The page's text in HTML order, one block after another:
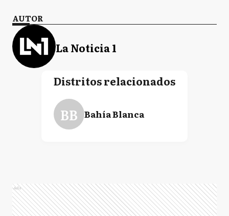
AUTOR
La Noticia 1
Distritos relacionados
BB Bahía Blanca
Ads